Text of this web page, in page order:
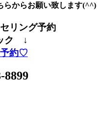
らからお願い致します(^^)
リング予約
ク ↓
約♡
8899